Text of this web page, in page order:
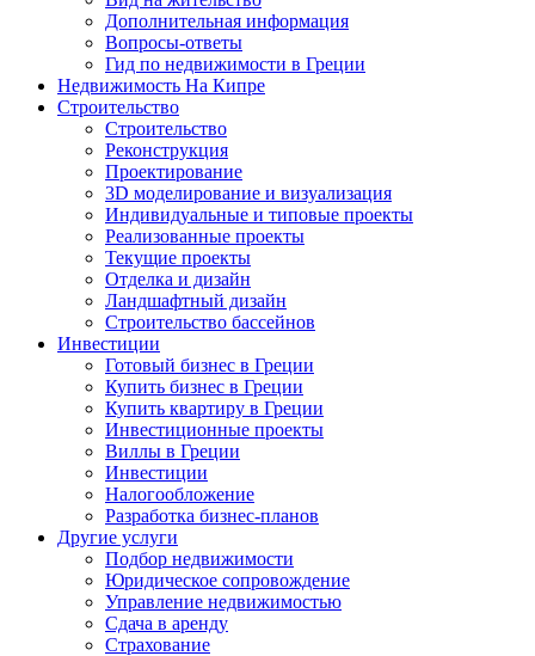
Дополнительная информация
Вопросы-ответы
Гид по недвижимости в Греции
Недвижимость На Кипре
Строительство
Строительство
Реконструкция
Проектирование
3D моделирование и визуализация
Индивидуальные и типовые проекты
Реализованные проекты
Текущие проекты
Отделка и дизайн
Ландшафтный дизайн
Строительство бассейнов
Инвестиции
Готовый бизнес в Греции
Купить бизнес в Греции
Купить квартиру в Греции
Инвестиционные проекты
Виллы в Греции
Инвестиции
Налогообложение
Разработка бизнес-планов
Другие услуги
Подбор недвижимости
Юридическое сопровождение
Управление недвижимостью
Сдача в аренду
Страхование